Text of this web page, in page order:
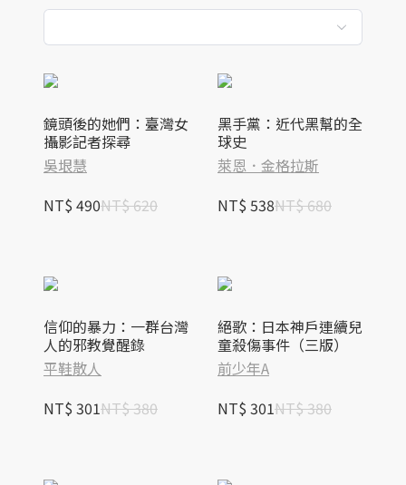
鏡頭後的她們：臺灣女
攝影記者探尋
吳垠慧
NT$ 490NT$ 620
黑手黨：近代黑幫的全
球史
萊恩．金格拉斯
NT$ 538NT$ 680
信仰的暴力：一群台灣
人的邪教覺醒錄
平鞋散人
NT$ 301NT$ 380
絕歌：日本神戶連續兒
童殺傷事件（三版）
前少年A
NT$ 301NT$ 380